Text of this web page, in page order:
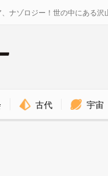
ナゾロジー！世の中にある沢
古代 宇宙